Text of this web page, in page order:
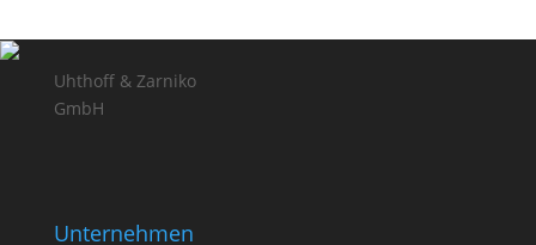
Uhthoff & Zarniko
GmbH
Unternehmen